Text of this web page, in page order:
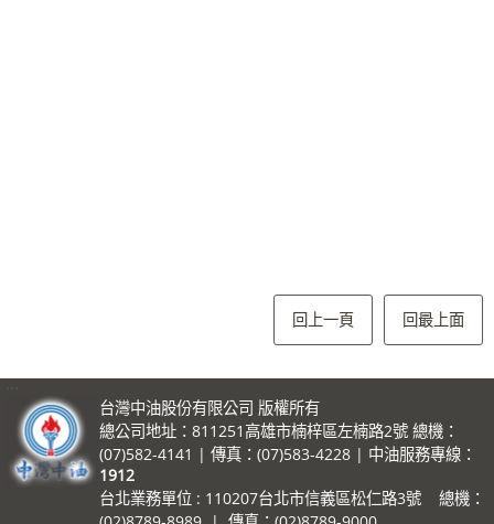
回上一頁 回最上面
台灣中油股份有限公司 版權所有
總公司地址：811251高雄市楠梓區左楠路2號 總機：
(07)582-4141 | 傳真：(07)583-4228 | 中油服務專線：
1912
台北業務單位 : 110207台北市信義區松仁路3號 總機：